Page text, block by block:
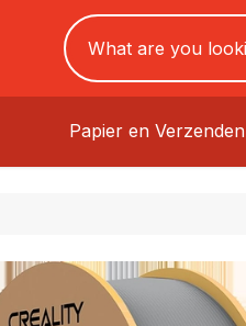
Papier en Verzenden